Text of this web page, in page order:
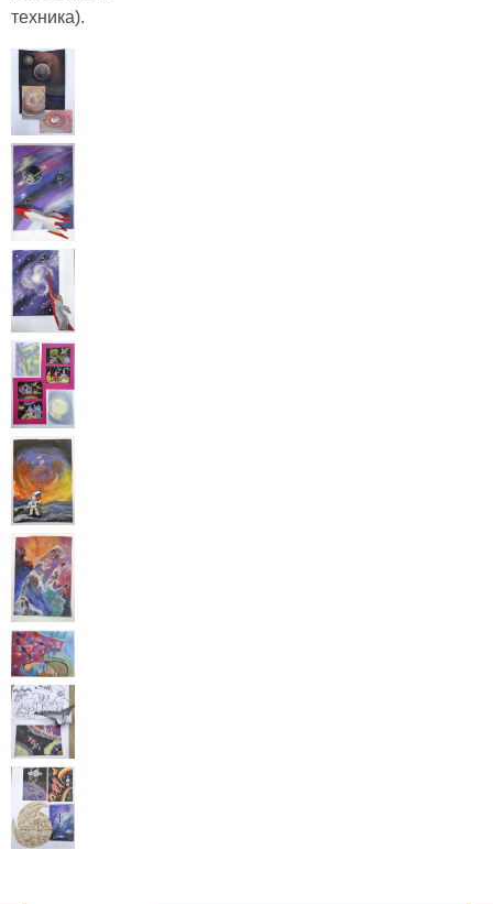
техника).